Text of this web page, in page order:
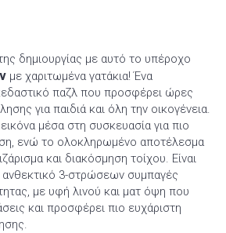
δημιουργίας με αυτό το υπέροχο
με χαριτωμένα γατάκια! Ένα
παζλ που προσφέρει ώρες
για παιδιά και όλη την οικογένεια.
μέσα στη συσκευασία για πιο
ενώ το ολοκληρωμένο αποτέλεσμα
και διακόσμηση τοίχου. Είναι
3-στρώσεων συμπαγές
με υφή λινού και ματ όψη που
και προσφέρει πιο ευχάριστη